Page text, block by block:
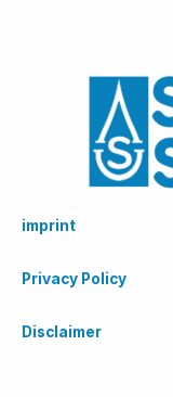
imprint
Privacy Policy
Disclaimer